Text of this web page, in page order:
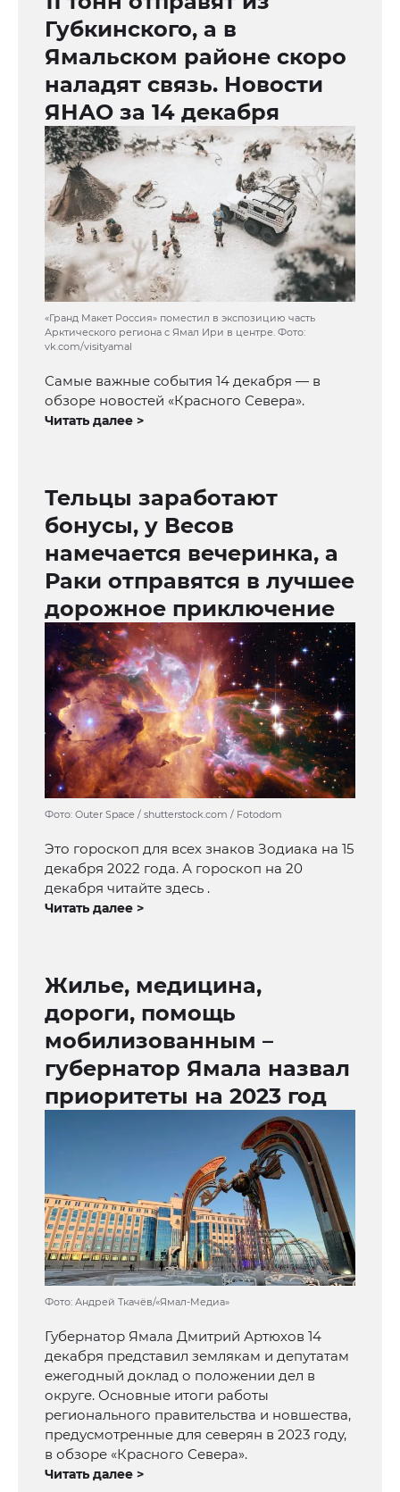
Губкинского, а в
Ямальском районе скоро
наладят связь. Новости
ЯНАО за 14 декабря
«Гранд Макет Россия» поместил в экспозицию часть
Арктического региона с Ямал Ири в центре. Фото:
vk.com/visityamal
Самые важные события 14 декабря — в
обзоре новостей «Красного Севера».
Читать далее >
Тельцы заработают
бонусы, у Весов
намечается вечеринка, а
Раки отправятся в лучшее
дорожное приключение
Фото: Outer Space / shutterstock.com / Fotodom
Это гороскоп для всех знаков Зодиака на 15
декабря 2022 года. А гороскоп на 20
декабря читайте здесь .
Читать далее >
Жилье, медицина,
дороги, помощь
мобилизованным –
губернатор Ямала назвал
приоритеты на 2023 год
Фото: Андрей Ткачёв/«Ямал-Медиа»
Губернатор Ямала Дмитрий Артюхов 14
декабря представил землякам и депутатам
ежегодный доклад о положении дел в
округе. Основные итоги работы
регионального правительства и новшества,
предусмотренные для северян в 2023 году,
в обзоре «Красного Севера».
Читать далее >